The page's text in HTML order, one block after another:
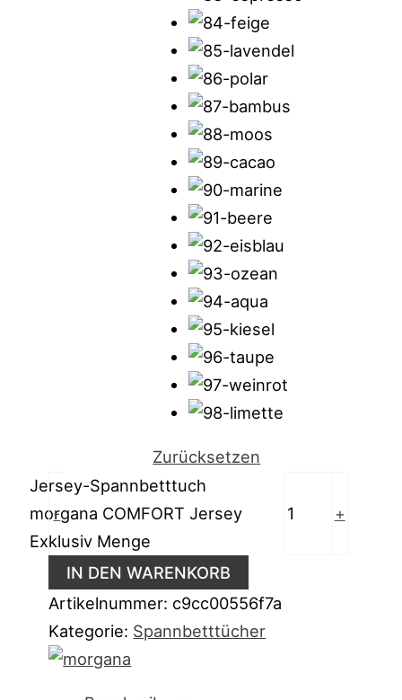
Zurücksetzen
-
Jersey-Spannbetttuch
morgana COMFORT Jersey
Exklusiv Menge
+
IN DEN WARENKORB
Artikelnummer: c9cc00556f7a
Kategorie: Spannbetttücher